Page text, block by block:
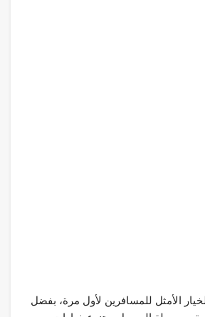
الأمثل للمسافرين لأول مرة، بفضل